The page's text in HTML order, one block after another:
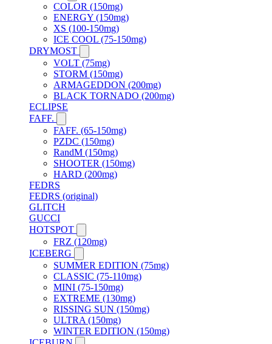
COLOR (150mg)
ENERGY (150mg)
XS (100-150mg)
ICE COOL (75-150mg)
DRYMOST
VOLT (75mg)
STORM (150mg)
ARMAGEDDON (200mg)
BLACK TORNADO (200mg)
ECLIPSE
FAFF.
FAFF. (65-150mg)
PZDC (150mg)
RandM (150mg)
SHOOTER (150mg)
HARD (200mg)
FEDRS
FEDRS (original)
GLITCH
GUCCI
HOTSPOT
FRZ (120mg)
ICEBERG
SUMMER EDITION (75mg)
CLASSIC (75-110mg)
MINI (75-150mg)
EXTREME (130mg)
RISSING SUN (150mg)
ULTRA (150mg)
WINTER EDITION (150mg)